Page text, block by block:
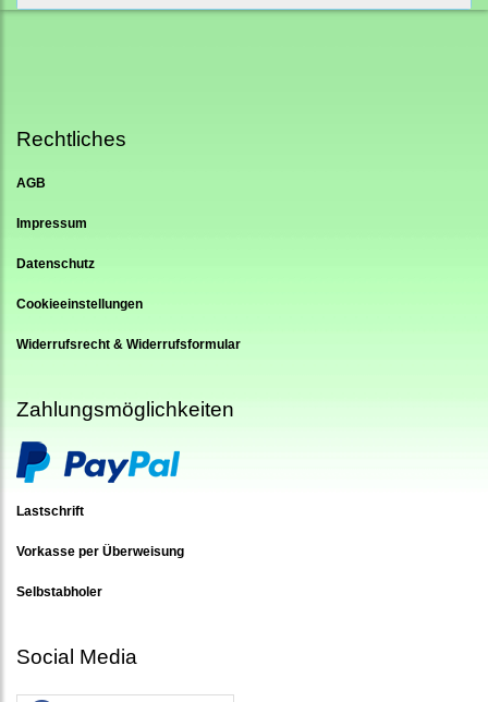
Rechtliches
AGB
Impressum
Datenschutz
Cookieeinstellungen
Widerrufsrecht & Widerrufsformular
Zahlungsmöglichkeiten
Lastschrift
Vorkasse per Überweisung
Selbstabholer
Social Media